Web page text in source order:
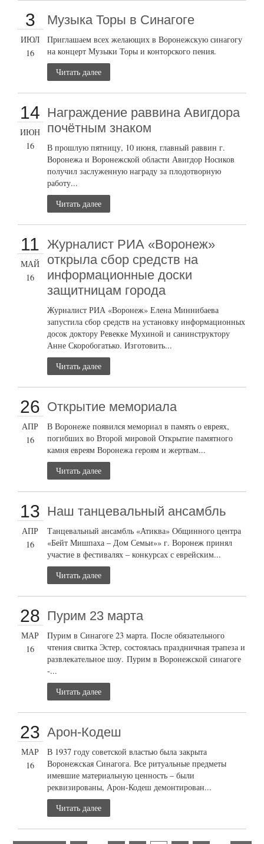
3
ИЮЛ
16
Музыка Торы в Синагоге
Приглашаем всех желающих в Воронежскую синагогу
на концерт Музыки Торы и конторского пения.
Читать далее
14
ИЮН
16
Награждение раввина Авигдора
почётным знаком
В прошлую пятницу, 10 июня, главный раввин г.
Воронежа и Воронежской области Авигдор Носиков
получил заслуженную награду за плодотворную
работу...
Читать далее
11
МАЙ
16
Журналист РИА «Воронеж»
открыла сбор средств на
информационные доски
защитницам города
Журналист РИА «Воронеж» Елена Миннибаева
запустила сбор средств на установку информационных
досок доктору Ревекке Мухиной и санинструктору
Анне Скоробогатько. Изготовить...
Читать далее
26
АПР
16
Открытие мемориала
В Воронеже появился мемориал в память о евреях,
погибших во Второй мировой Открытие памятного
камня евреям Воронежа героям и жертвам...
Читать далее
13
АПР
16
Наш танцевальный ансамбль
Танцевальный ансамбль «Атиква» Общинного центра
«Бейт Мишпаха – Дом Семьи»» г. Воронеж принял
участие в фестивалях – конкурсах с еврейским...
Читать далее
28
МАР
16
Пурим 23 марта
Пурим в Синагоге 23 марта. После обязательного
чтения свитка Эстер, состоялась праздничная трапеза и
развлекательное шоу. Пурим в Воронежской синагоге
-...
Читать далее
23
МАР
16
Арон-Кодеш
В 1937 году советской властью была закрыта
Воронежская Синагога. Все ритуальные предметы
имевшие материальную ценность – были
реквизированы, Арон-Кодеш демонтирован...
Читать далее